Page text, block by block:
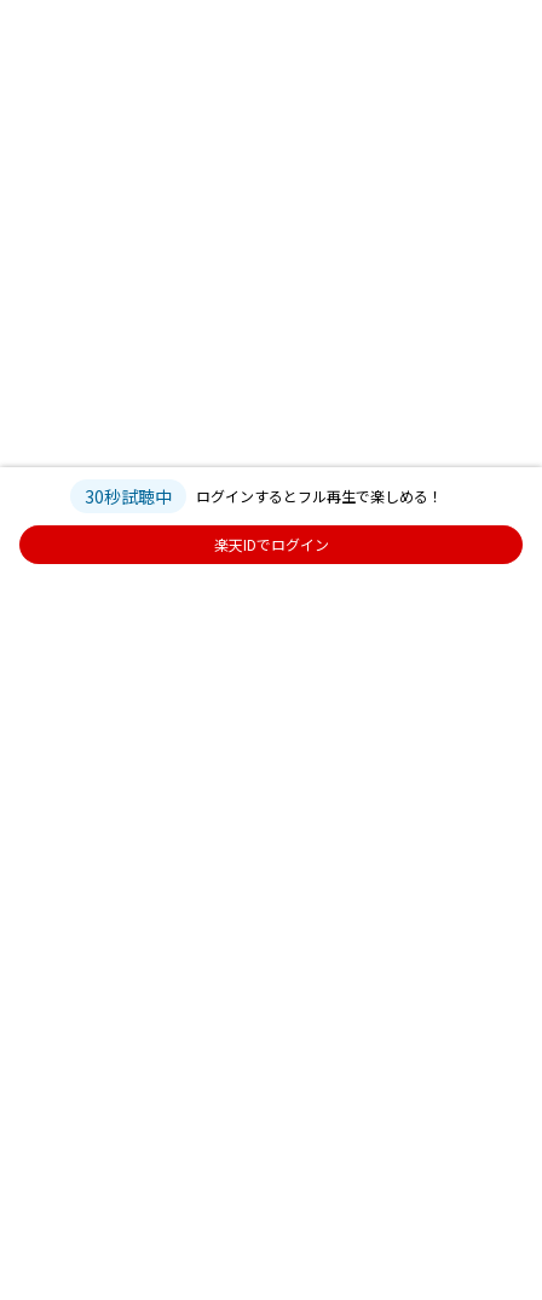
30秒試聴中 ログインするとフル再生で楽しめる！
楽天IDでログイン